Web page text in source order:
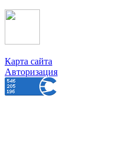
Карта сайта
Авторизация